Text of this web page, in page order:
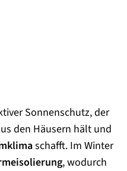
Sonnenschutz, der
den Häusern hält und
schafft. Im Winter
, wodurch